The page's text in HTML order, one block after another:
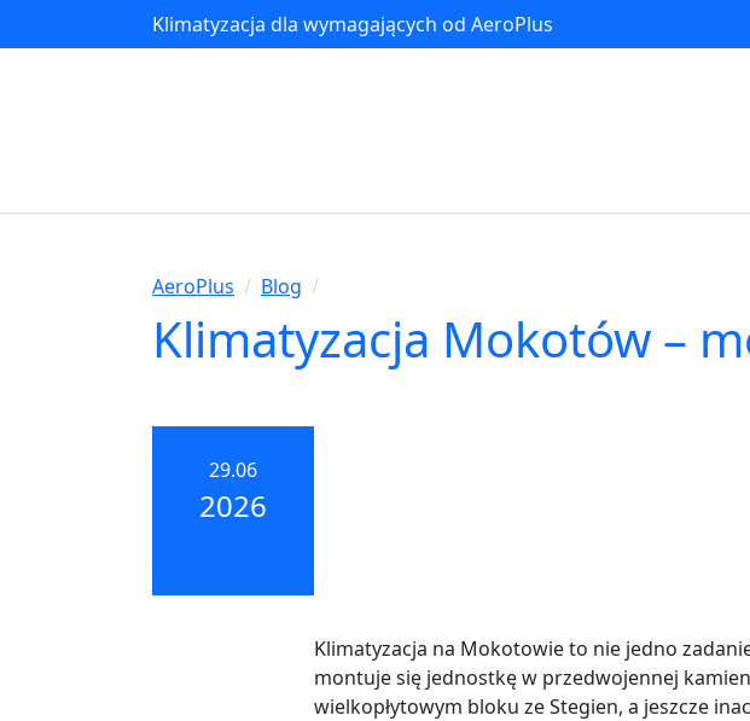
Klimatyzacja dla wymagających od AeroPlus
AeroPlus / Blog /
Klimatyzacja Mokotów –
29.06
2026
Klimatyzacja na Mokotowie to nie jedno
montuje się jednostkę w przedwojennej
wielkopłytowym bloku ze Stegien, a jeszcze